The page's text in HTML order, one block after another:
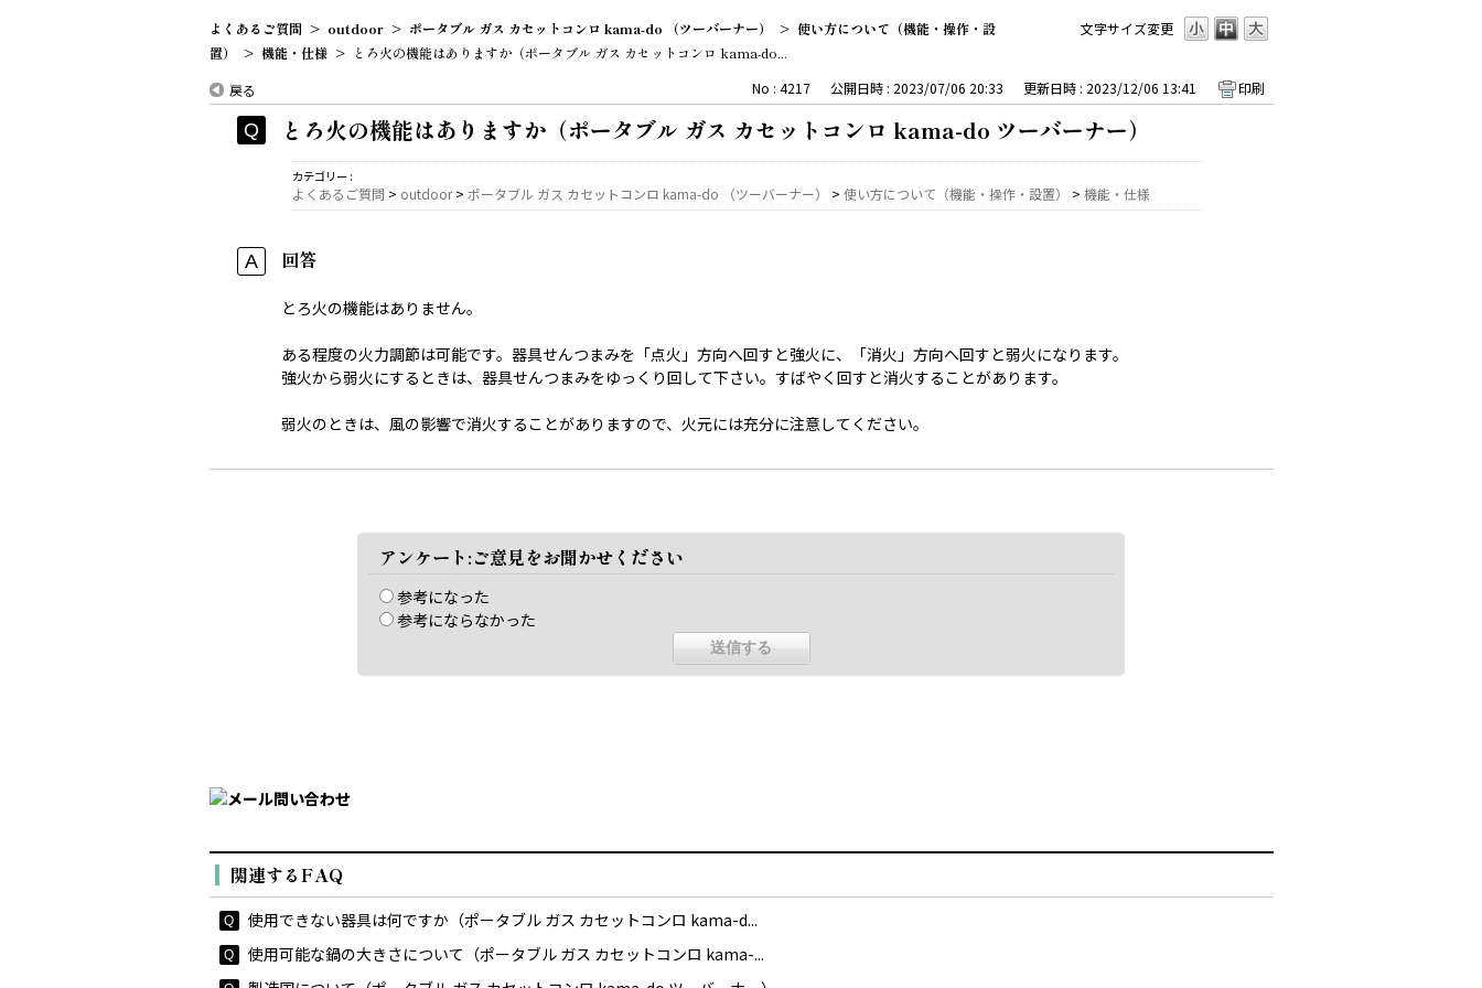
文字サイズ変更
よくあるご質問 > outdoor > ポータブル ガス カセットコンロ kama-do （ツーバーナー） > 使い方について（機能・操作・設
置）
> 機能・仕様 > とろ火の機能はありますか（ポータブル ガス カセットコンロ kama-do...
戻る
No : 4217 公開日時 : 2023/07/06 20:33 更新日時 : 2023/12/06 13:41 印刷
とろ火の機能はありますか（ポータブル ガス カセットコンロ kama-do ツーバーナー）
カテゴリー :
よくあるご質問 > outdoor> ポータブル ガス カセットコンロ kama-do （ツーバーナー） > 使い方について（機能・操作・設置） > 機能・仕様
回答
とろ火の機能はありません。
ある程度の火力調節は可能です。器具せんつまみを「点火」方向へ回すと強火に、「消火」方向へ回すと弱火になります。
強火から弱火にするときは、器具せんつまみをゆっくり回して下さい。すばやく回すと消火することがあります。
弱火のときは、風の影響で消火することがありますので、火元には充分に注意してください。
アンケート:ご意見をお聞かせください
参考になった
参考にならなかった
関連するFAQ
使用できない器具は何ですか（ポータブル ガス カセットコンロ kama-d...
使用可能な鍋の大きさについて（ポータブル ガス カセットコンロ kama-...